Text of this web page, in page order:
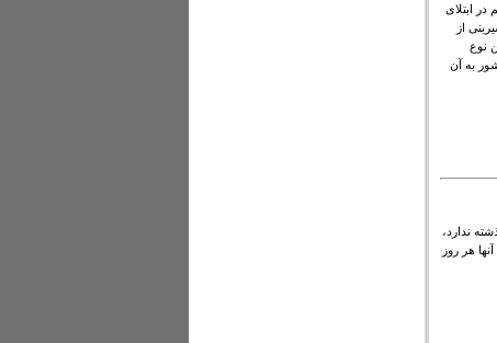
در ابتلای
از
نوع
به آن
ندارد،
هر روز